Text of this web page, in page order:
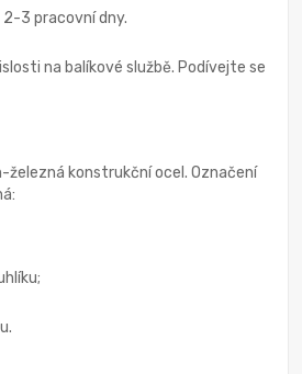
2-3 pracovní dny.
na balíkové službě. Podívejte se
železná konstrukční ocel. Označení